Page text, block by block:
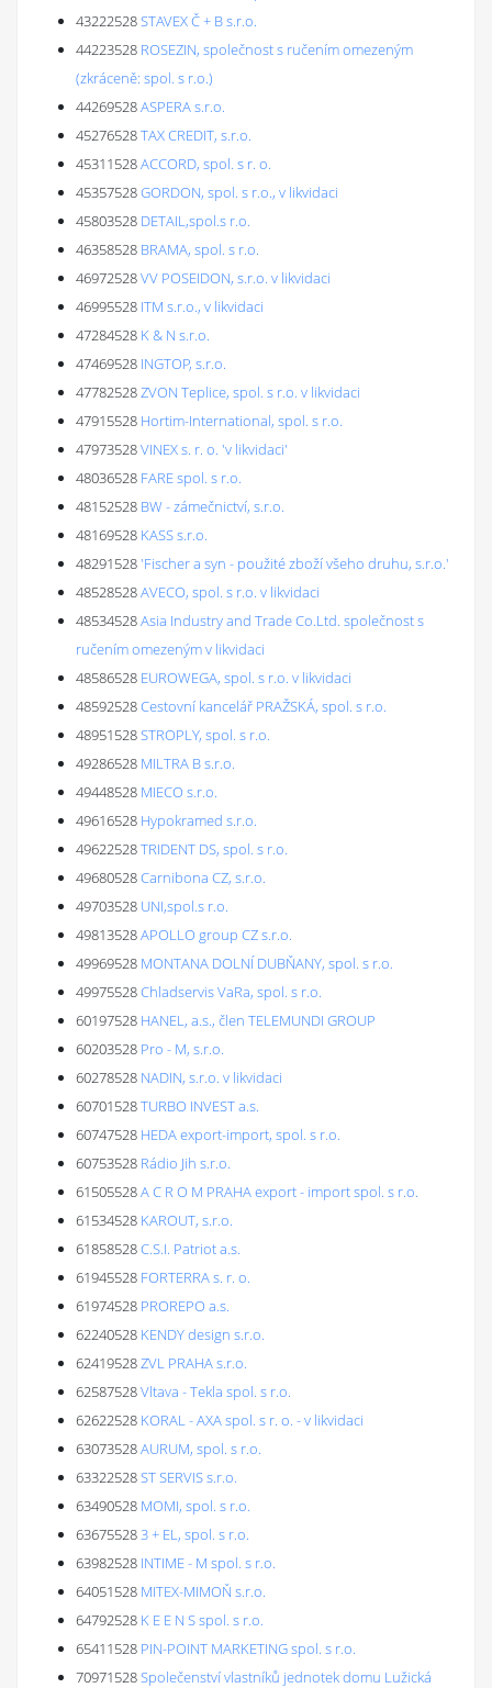
43222528STAVEX Č + B s.r.o.
44223528 ROSEZIN, společnost s ručením omezeným
(zkráceně: spol. s r.o.)
44269528ASPERA s.r.o.
45276528TAX CREDIT, s.r.o.
45311528ACCORD, spol. s r. o.
45357528GORDON, spol. s r.o., v likvidaci
45803528 DETAIL,spol.s r.o.
46358528 BRAMA, spol. s r.o.
46972528VV POSEIDON, s.r.o. v likvidaci
46995528 ITM s.r.o., v likvidaci
47284528 K & N s.r.o.
47469528 INGTOP, s.r.o.
47782528ZVON Teplice, spol. s r.o. v likvidaci
47915528 Hortim-International, spol. s r.o.
47973528VINEX s. r. o. 'v likvidaci'
48036528 FARE spol. s r.o.
48152528 BW - zámečnictví, s.r.o.
48169528 KASS s.r.o.
48291528'Fischer a syn - použité zboží všeho druhu, s.r.o.'
48528528AVECO, spol. s r.o. v likvidaci
48534528Asia Industry and Trade Co.Ltd. společnost s
ručením omezeným v likvidaci
48586528 EUROWEGA, spol. s r.o. v likvidaci
48592528Cestovní kancelář PRAŽSKÁ, spol. s r.o.
48951528STROPLY, spol. s r.o.
49286528 MILTRA B s.r.o.
49448528 MIECO s.r.o.
49616528 Hypokramed s.r.o.
49622528TRIDENT DS, spol. s r.o.
49680528Carnibona CZ, s.r.o.
49703528 UNI,spol.s r.o.
49813528APOLLO group CZ s.r.o.
49969528 MONTANA DOLNÍ DUBŇANY, spol. s r.o.
49975528Chladservis VaRa, spol. s r.o.
60197528 HANEL, a.s., člen TELEMUNDI GROUP
60203528 Pro - M, s.r.o.
60278528 NADIN, s.r.o. v likvidaci
60701528TURBO INVEST a.s.
60747528 HEDA export-import, spol. s r.o.
60753528 Rádio Jih s.r.o.
61505528A C R O M PRAHA export - import spol. s r.o.
61534528 KAROUT, s.r.o.
61858528C.S.I. Patriot a.s.
61945528 FORTERRA s. r. o.
61974528 PROREPO a.s.
62240528 KENDY design s.r.o.
62419528ZVL PRAHA s.r.o.
62587528Vltava - Tekla spol. s r.o.
62622528 KORAL - AXA spol. s r. o. - v likvidaci
63073528AURUM, spol. s r.o.
63322528ST SERVIS s.r.o.
63490528 MOMI, spol. s r.o.
636755283 + EL, spol. s r.o.
63982528 INTIME - M spol. s r.o.
64051528 MITEX-MIMOŇ s.r.o.
64792528 K E E N S spol. s r.o.
65411528 PIN-POINT MARKETING spol. s r.o.
70971528Společenství vlastníků jednotek domu Lužická